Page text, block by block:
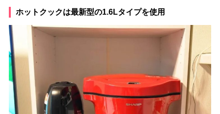
ホットクックは最新型の1.6Lタイプを使用